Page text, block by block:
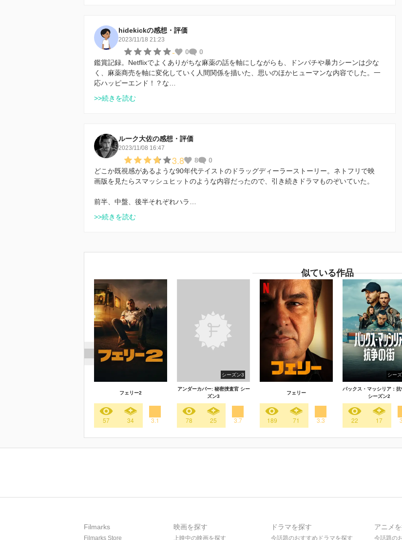
hidekickの感想・評価
2023/11/18 21:23
- 0
0
鑑賞記録。Netflixでよくありがちな麻薬の話を軸にしながらも、ドンパチや暴力シーンは少な
く、麻薬商売を軸に変化していく人間関係を描いた、思いのほかヒューマンな内容でした。一
応ハッピーエンド！？な…
>>続きを読む
ルーク大佐の感想・評価
2023/11/08 16:47
3.8 8
0
どこか既視感があるような90年代テイストのドラッグディーラーストーリー。ネトフリで映
画版を見たらスマッシュヒットのような内容だったので、引き続きドラマものぞいていた。
前半、中盤、後半それぞれハラ…
>>続きを読む
似ている作品
フェリー2
57 34 3.1
シーズン3
アンダーカバー: 秘密捜査官 シー
ズン3
78 25 3.7
フェリー
189 71 3.3
シー
パックス・マッシリア：抗
シーズン2
22 17
Filmarks
Filmarks Store
映画を探す
上映中の映画を探す
ドラマを探す
今話題のおすすめドラマを探す
アニメ
今話題の